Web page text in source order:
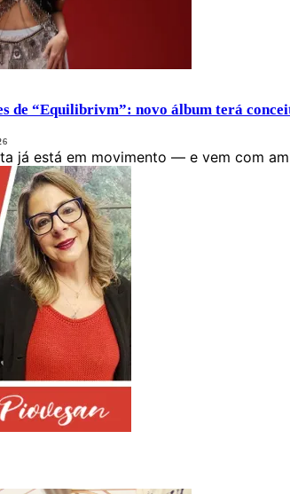
de “Equilibrivm”: novo álbum terá
já está em movimento — e vem com